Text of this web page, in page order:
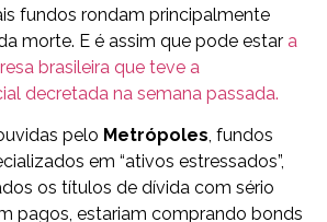
fundos rondam principalmente
morte. E é assim que pode estar a
brasileira que teve a
decretada na semana passada.
pelo Metrópoles, fundos
em “ativos estressados”,
os títulos de dívida com sério
pagos, estariam comprando bonds